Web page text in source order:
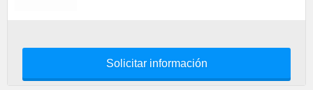
Solicitar información